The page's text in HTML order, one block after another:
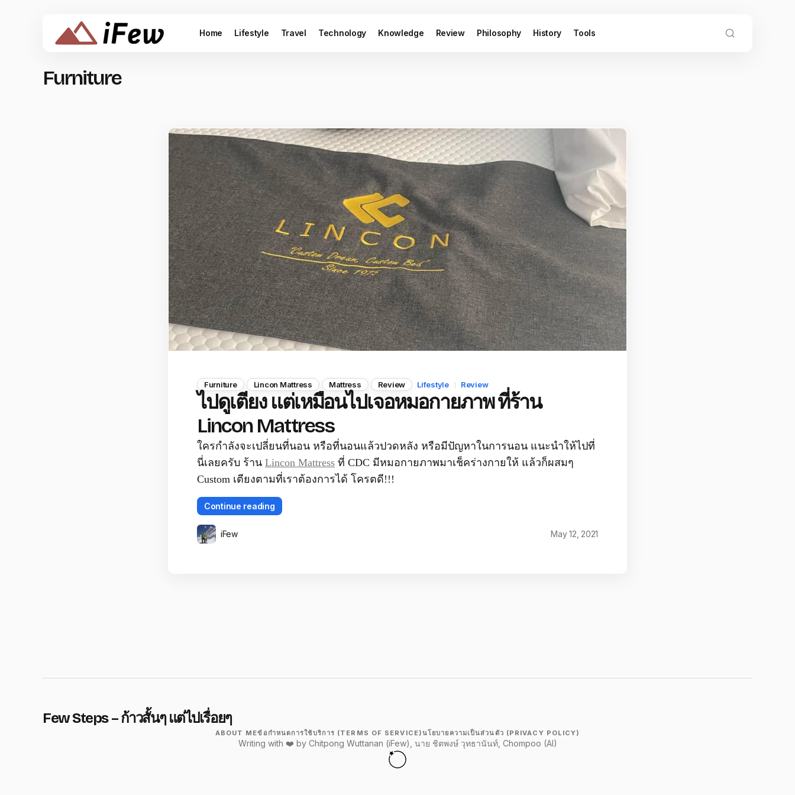
Home Lifestyle Travel Technology Knowledge Review Philosophy History Tools
Furniture
Furniture Lincon Mattress Mattress Review Lifestyle Review
ไปดูเตียง แต่เหมือนไปเจอหมอกายภาพ ที่ร้าน
Lincon Mattress
ใครกำลังจะเปลี่ยนที่นอน หรือที่นอนแล้วปวดหลัง หรือมีปัญหาในการนอน แนะนำให้ไปที่
นี่เลยครับ ร้าน Lincon Mattress ที่ CDC มีหมอกายภาพมาเช็คร่างกายให้ แล้วก็ผสมๆ
Custom เตียงตามที่เราต้องการได้ โครตดี!!!
Continue reading
iFew May 12, 2021
Few Steps – ก้าวสั้นๆ แต่ไปเรื่อยๆ
ABOUT MEข้อกำหนดการใช้บริการ (TERMS OF SERVICE)นโยบายความเป็นส่วนตัว (PRIVACY POLICY)
Writing with ❤️ by Chitpong Wuttanan (iFew), นาย ชิตพงษ์ วุทธานันท์, Chompoo (AI)